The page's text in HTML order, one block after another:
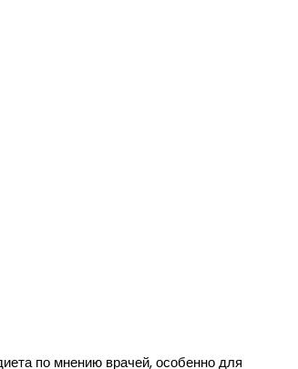
по мнению врачей, особенно для